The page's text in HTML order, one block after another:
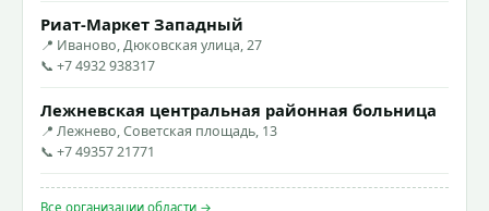
Риат-Маркет Западный
📍 Иваново, Дюковская улица, 27
📞 +7 4932 938317
Лежневская центральная районная больница
📍 Лежнево, Советская площадь, 13
📞 +7 49357 21771
Все организации области →